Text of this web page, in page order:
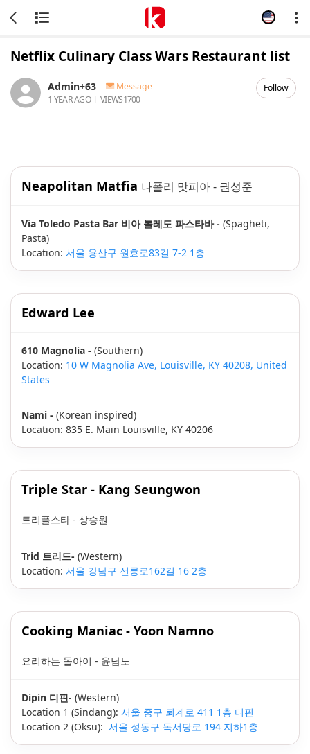
Netflix Culinary Class Wars Restaurant list
Admin+63
Message
1 YEAR AGO
VIEWS1700
Follow
Neapolitan Matfia 나폴리 맛피아 - 권성준
Via Toledo Pasta Bar 비아 톨레도 파스타바 - (Spagheti,
Pasta)
Location: 서울 용산구 원효로83길 7-2 1층
Edward Lee
610 Magnolia - (Southern)
Location: 10 W Magnolia Ave, Louisville, KY 40208, United
States
Nami - (Korean inspired)
Location: 835 E. Main Louisville, KY 40206
Triple Star - Kang Seungwon
트리플스타 - 상승원
Trid 트리드- (Western)
Location: 서울 강남구 선릉로162길 16 2층
Cooking Maniac - Yoon Namno
요리하는 돌아이 - 윤남노
Dipin 디핀- (Western)
Location 1 (Sindang): 서울 중구 퇴계로 411 1층 디핀
Location 2 (Oksu): 서울 성동구 독서당로 194 지하1층